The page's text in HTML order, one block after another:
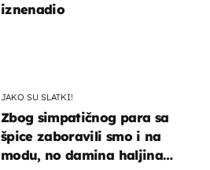
iznenadio
JAKO SU SLATKI!
Zbog simpatičnog para sa
špice zaboravili smo i na
modu, no damina haljina